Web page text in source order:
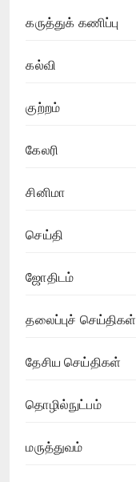
கருத்துக் கணிப்பு
கல்வி
குற்றம்
கேலரி
சினிமா
செய்தி
ஜோதிடம்
தலைப்புச் செய்திகள்
தேசிய செய்திகள்
தொழில்நுட்பம்
மருத்துவம்